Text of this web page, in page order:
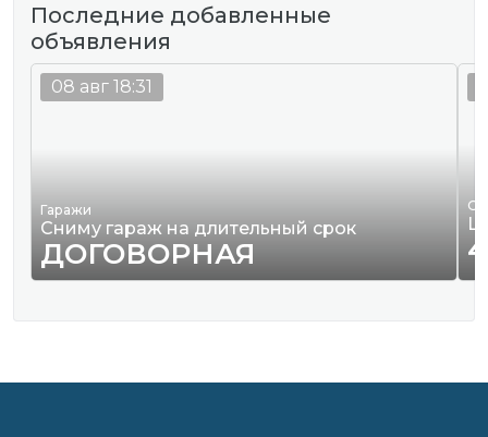
Последние добавленные
объявления
Гаражи
Сниму гараж на длительный срок
ДОГОВОРНАЯ
08 авг 18:31